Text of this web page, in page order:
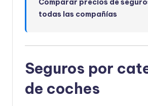
Comparar precios de
todas las compañías
Seguros por
de coches